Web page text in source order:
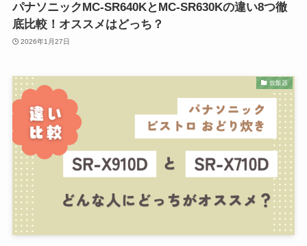
パナソニックMC-SR640KとMC-SR630Kの違い8つ徹
底比較！オススメはどっち？
2026年1月27日
炊飯器